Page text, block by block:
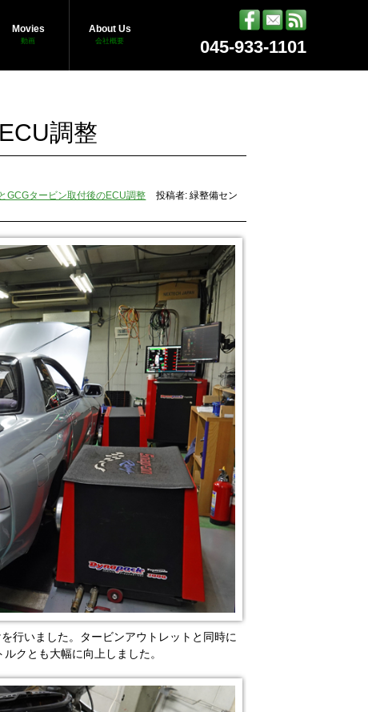
Movies
動画
About Us
会社概要 045-933-1101
調整
GCGタービン取付後のECU調整
投稿者: 緑整備セン
行いました。タービンアウトレットと同時に
クとも大幅に向上しました。